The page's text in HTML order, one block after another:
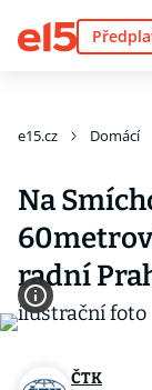
e15.cz Domácí
Na
radní
ČTK